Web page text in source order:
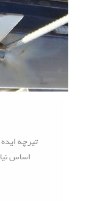
تیرچه
اساس